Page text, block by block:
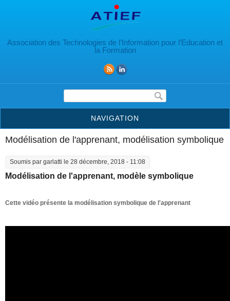
Association des Technologies de l’Information pour l’Education et
la Formation
Formulaire de recherche
NAVIGATION
Modélisation de l'apprenant, modélisation symbolique
Soumis par garlatti le 28 décembre, 2018 - 11:08
Modélisation de l'apprenant, modèle symbolique
Cette vidéo présente la modélisation symbolique de l'apprenant